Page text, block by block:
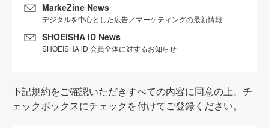
MarkeZine News
デジタルを中心とした広告／マーケティングの最新情報
SHOEISHA iD News
SHOEISHA iD 会員全体に対するお知らせ
下記規約をご確認いただきすべての内容に同意の上、チ
ェックボックスにチェックを付けてご登録ください。